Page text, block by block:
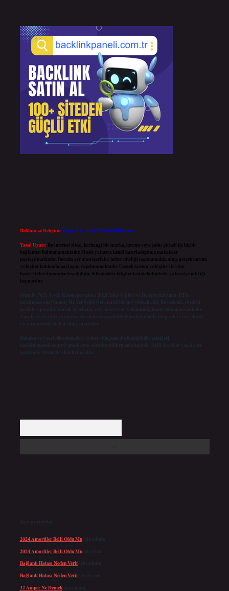
Reklam ve İletişim:Skype: live:.cid.575569c608265c69
Yasal Uyarı: Bu internet sitesi, herhangi bir marka, kurum veya şahıs şirketi ile hiçbir
bağlantısı bulunmamaktadır. Sitede yalnızca kendi hazırladığımız makaleler
paylaşılmaktadır. Burada yer alan içerikler haber niteliği taşımamakta olup, gerçek kurum
ve kişiler hakkında paylaşım yapılmamaktadır. Gerçek kurum ve kişiler ile isim
benzerlikleri tamamen tesadüfidir. Sitemizdeki bilgiler taslak halindedir ve tavsiye niteliği
taşımazlar.
Sitemiz, 5651 Sayılı Kanun gereğince Bilgi Teknolojileri ve İletişim Kurumu (BTK)
tarafından onaylanmış bir Yer Sağlayıcı olarak hizmet vermektedir. Bu nedenle, sitedeki
içerikleri proaktif olarak denetleme veya araştırma yükümlülüğümüz bulunmamaktadır.
Ancak, üyelerimiz yazdıkları içeriklerin sorumluluğunu taşımakta olup, siteye üye olarak
bu sorumluluğu kabul etmiş sayılırlar.
Hukuka ve yasal düzenlemelere aykırı olduğunu düşündüğünüz içerikleri,
backlinkpanelicomtr@gmail.com adresine bildirmeniz halinde, ilgili içerikler yasal süre
içerisinde sitemizden kaldırılacaktır.
Son yorumlar
2024 Amortiler Belli Oldu Muiçin admin
2024 Amortiler Belli Oldu Muiçin Emel
Bağlantı Hatası Neden Veririçin admin
Bağlantı Hatası Neden Veririçin Kerem
32 Amper Ne Demekiçin admin